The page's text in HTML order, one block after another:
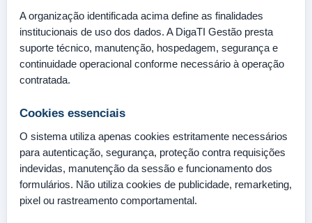
A organização identificada acima define as finalidades
institucionais de uso dos dados. A DigaTI Gestão presta
suporte técnico, manutenção, hospedagem, segurança e
continuidade operacional conforme necessário à operação
contratada.
Cookies essenciais
O sistema utiliza apenas cookies estritamente necessários
para autenticação, segurança, proteção contra requisições
indevidas, manutenção da sessão e funcionamento dos
formulários. Não utiliza cookies de publicidade, remarketing,
pixel ou rastreamento comportamental.